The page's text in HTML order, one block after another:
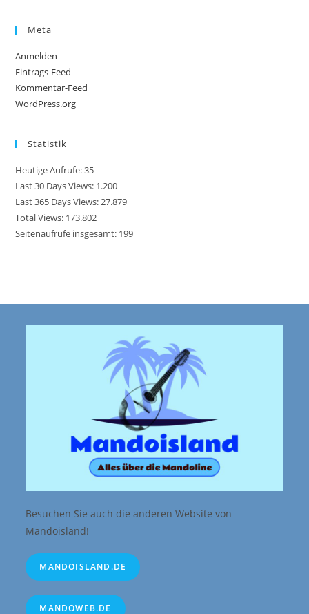
Meta
Anmelden
Eintrags-Feed
Kommentar-Feed
WordPress.org
Statistik
Heutige Aufrufe:35
Last 30 Days Views: 1.200
Last 365 Days Views:27.879
Total Views: 173.802
Seitenaufrufe insgesamt: 199
Besuchen Sie auch die anderen Website von
Mandoisland!
MANDOISLAND.DE
MANDOWEB.DE